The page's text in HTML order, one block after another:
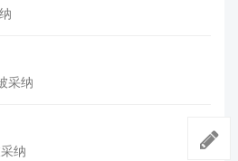
采纳
纳